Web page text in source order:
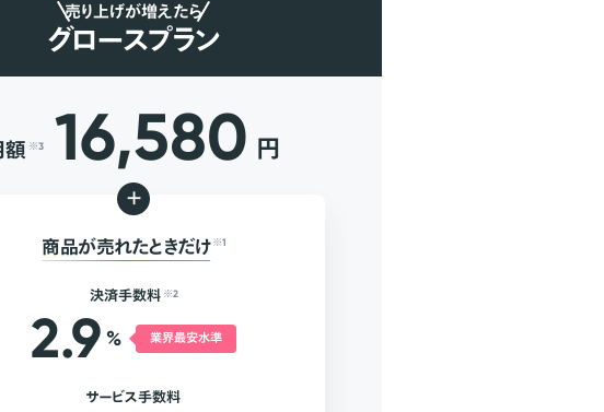
売り上げが増えたら
グロースプラン
額 ※3 16,580 円
+
商品が売れたときだけ ※1
決済手数料 ※2
2.9 % 業界最安水準
サービス手数料